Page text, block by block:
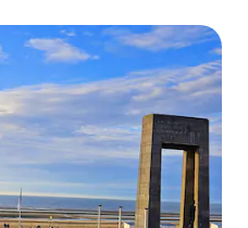
hóspedes